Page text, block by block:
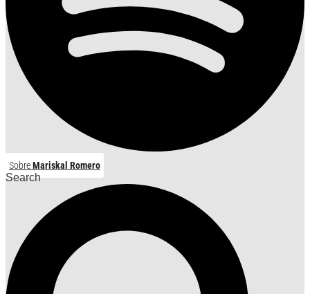
SobreMariskal Romero
Search